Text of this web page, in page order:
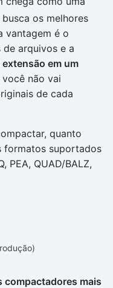
os melhores
vantagem é o
arquivos e a
em um
não vai
de cada
quanto
formatos suportados
PEA, QUAD/BALZ,
compactadores mais